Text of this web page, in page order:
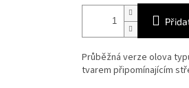
Průběžná verze olova
tvarem připomínajícím